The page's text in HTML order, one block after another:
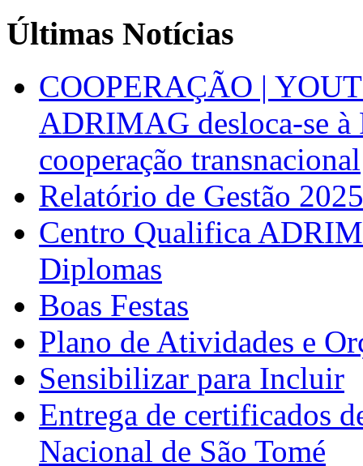
Últimas Notícias
COOPERAÇÃO |
ADRIMAG desloca-se
cooperação transnacional
Relatório de Gestão 2025
Centro Qualifica
Diplomas
Boas Festas
Plano de Atividades e
Sensibilizar para Incluir
Entrega de certificados
Nacional de São Tomé